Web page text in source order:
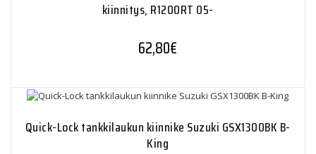
kiinnitys, R1200RT 05-
62,80€
Quick-Lock tankkilaukun kiinnike Suzuki GSX1300BK B-
King